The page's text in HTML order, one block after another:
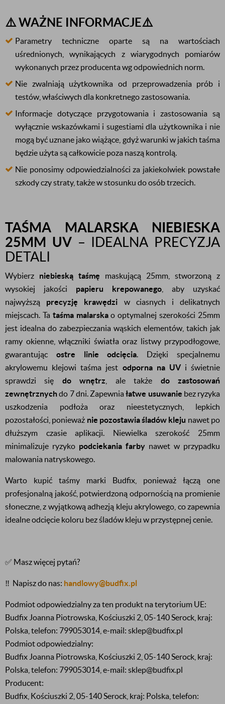
⚠️ WAŻNE INFORMACJE⚠️
Parametry techniczne oparte są na wartościach
uśrednionych, wynikających z wiarygodnych pomiarów
wykonanych przez producenta wg odpowiednich norm.
Nie zwalniają użytkownika od przeprowadzenia prób i
testów, właściwych dla konkretnego zastosowania.
Informacje dotyczące przygotowania i zastosowania są
wyłącznie wskazówkami i sugestiami dla użytkownika i nie
mogą być uznane jako wiążące, gdyż warunki w jakich taśma
będzie użyta są całkowicie poza naszą kontrolą.
Nie ponosimy odpowiedzialności za jakiekolwiek powstałe
szkody czy straty, także w stosunku do osób trzecich.
TAŚMA MALARSKA NIEBIESKA
25MM UV– IDEALNA PRECYZJA
DETALI
Wybierz niebieską taśmę maskującą 25mm, stworzoną z
wysokiej jakości papieru krepowanego , aby uzyskać
najwyższą precyzję krawędzi w ciasnych i delikatnych
miejscach. Ta taśma malarskao optymalnej szerokości 25mm
jest idealna do zabezpieczania wąskich elementów, takich jak
ramy okienne, włączniki światła oraz listwy przypodłogowe,
gwarantując ostre linie odcięcia. Dzięki specjalnemu
akrylowemu klejowi taśma jest odporna na UVi świetnie
sprawdzi się do wnętrz , ale także do zastosowań
zewnętrznychdo 7 dni. Zapewniałatwe usuwanie bez ryzyka
uszkodzenia podłoża oraz nieestetycznych, lepkich
pozostałości, ponieważ nie pozostawia śladów kleju nawet po
dłuższym czasie aplikacji. Niewielka szerokość 25mm
minimalizuje ryzyko podciekania farby nawet w przypadku
malowania natryskowego.
Warto kupić taśmy marki Budfix, ponieważ łączą one
profesjonalną jakość, potwierdzoną odpornością na promienie
słoneczne, z wyjątkową adhezją kleju akrylowego, co zapewnia
idealne odcięcie koloru bez śladów kleju w przystępnej cenie.
✅ Masz więcej pytań?
‼️ Napisz do nas: handlowy@budfix.pl
Podmiot odpowiedzialny za ten produkt na terytorium UE:
Budfix Joanna Piotrowska, Kościuszki 2, 05-140 Serock, kraj:
Polska, telefon: 799053014, e-mail: sklep@budfix.pl
Podmiot odpowiedzialny:
Budfix Joanna Piotrowska, Kościuszki 2, 05-140 Serock, kraj:
Polska, telefon: 799053014, e-mail: sklep@budfix.pl
Producent:
Budfix, Kościuszki 2, 05-140 Serock, kraj: Polska, telefon: